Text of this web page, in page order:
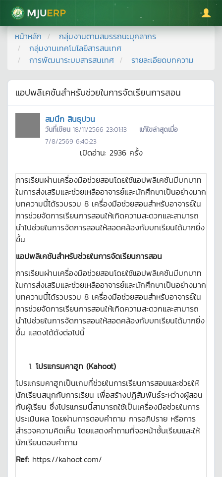
มหาวิทยาลัยแม่โจ้
หน้าหลัก
กลุ่มงานตามสมรรถนะบุคลากร
กลุ่มงานเทคโนโลยีสารสนเทศ
การพัฒนาระบบสารสนเทศ
รายละเอียดบทความ
แอปพลิเคชันสำหรับช่วยในการจัดเรียนการสอน
สมนึก สินธุปวน
วันที่เขียน 18/11/2566 23:01:13
แก้ไขล่าสุดเมื่อ
7/8/2569 6:40:23
เปิดอ่าน: 2936 ครั้ง
การเรียนผ่านเครื่องมือช่วยสอนโดยใช้แอปพลิเคชันมีบทบาท
ในการส่งเสริมและช่วยเหลืออาจารย์และนักศึกษาเป็นอย่างมาก
บทความนี้ได้รวบรวม 8 เครื่องมือช่วยสอนสำหรับอาจารย์ใน
การช่วยจัดการเรียนการสอนให้เกิดความสะดวกและสามารถ
นำไปช่วยในการจัดการสอนให้สอดคล้องกับบทเรียนได้มากยิ่ง
ขึ้น
แอปพลิเคชันสำหรับช่วยในการจัดเรียนการสอน
การเรียนผ่านเครื่องมือช่วยสอนโดยใช้แอปพลิเคชันมีบทบาท
ในการส่งเสริมและช่วยเหลืออาจารย์และนักศึกษาเป็นอย่างมาก
บทความนี้ได้รวบรวม 8 เครื่องมือช่วยสอนสำหรับอาจารย์ใน
การช่วยจัดการเรียนการสอนให้เกิดความสะดวกและสามารถ
นำไปช่วยในการจัดการสอนให้สอดคล้องกับบทเรียนได้มากยิ่ง
ขึ้น แสดงได้ดังต่อไปนี้
โปรแกรมคาฮูท (Kahoot)
โปรแกรมคาฮูทเป็นเกมที่ช่วยในการเรียนการสอนและช่วยให้
นักเรียนสนุกกับการเรียน เพื่อสร้างปฏิสัมพันธ์ระหว่างผู้สอน
กับผู้เรียน ซึ่งโปรแกรมนี้สามารถใช้เป็นเครื่องมือช่วยในการ
ประเมินผล โดยผ่านการตอบคำถาม การอภิปราย หรือการ
สำรวจความคิดเห็น โดยแสดงคำถามที่จอหน้าชั้นเรียนและให้
นักเรียนตอบคำถาม
Ref: https://kahoot.com/